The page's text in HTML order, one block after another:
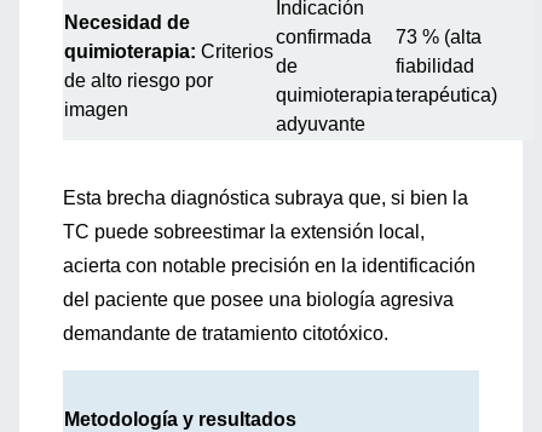
Necesidad de
quimioterapia: Criterios
de alto riesgo por
imagen
Indicación
confirmada
de
quimioterapia
adyuvante
73 % (alta
fiabilidad
terapéutica)
Esta brecha diagnóstica subraya que, si bien la
TC puede sobreestimar la extensión local,
acierta con notable precisión en la identificación
del paciente que posee una biología agresiva
demandante de tratamiento citotóxico.
Metodología y resultados